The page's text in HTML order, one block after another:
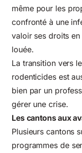
même pour les
confronté à une
valoir ses droits
louée.
La transition vers
rodenticides est
bien par un
gérer une crise.
Les cantons aux
Plusieurs cantons
programmes de